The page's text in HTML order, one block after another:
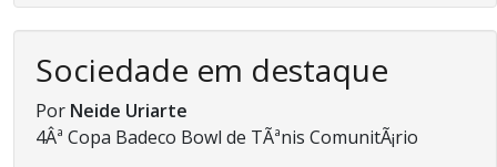
Sociedade em destaque
Por Neide Uriarte
4Âª Copa Badeco Bowl de TÃªnis ComunitÃ¡rio